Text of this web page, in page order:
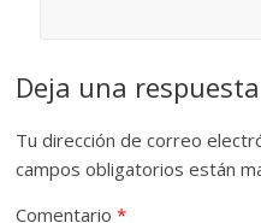
Deja una respuesta
Tu dirección de correo
campos obligatorios están
Comentario*